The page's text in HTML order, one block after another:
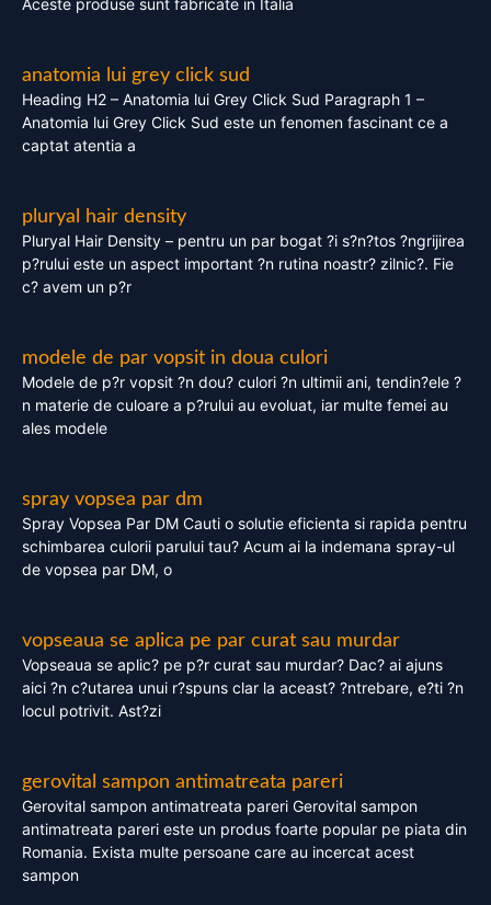
Aceste produse sunt fabricate in Italia
anatomia lui grey click sud
Heading H2 – Anatomia lui Grey Click Sud Paragraph 1 –
Anatomia lui Grey Click Sud este un fenomen fascinant ce a
captat atentia a
pluryal hair density
Pluryal Hair Density – pentru un par bogat ?i s?n?tos ?ngrijirea
p?rului este un aspect important ?n rutina noastr? zilnic?. Fie
c? avem un p?r
modele de par vopsit in doua culori
Modele de p?r vopsit ?n dou? culori ?n ultimii ani, tendin?ele ?
n materie de culoare a p?rului au evoluat, iar multe femei au
ales modele
spray vopsea par dm
Spray Vopsea Par DM Cauti o solutie eficienta si rapida pentru
schimbarea culorii parului tau? Acum ai la indemana spray-ul
de vopsea par DM, o
vopseaua se aplica pe par curat sau murdar
Vopseaua se aplic? pe p?r curat sau murdar? Dac? ai ajuns
aici ?n c?utarea unui r?spuns clar la aceast? ?ntrebare, e?ti ?n
locul potrivit. Ast?zi
gerovital sampon antimatreata pareri
Gerovital sampon antimatreata pareri Gerovital sampon
antimatreata pareri este un produs foarte popular pe piata din
Romania. Exista multe persoane care au incercat acest
sampon